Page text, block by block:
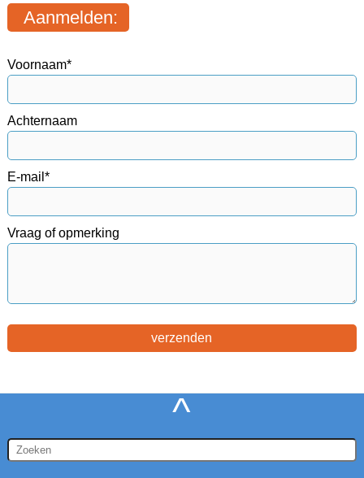
Aanmelden:
Voornaam*
Achternaam
E-mail*
Vraag of opmerking
^